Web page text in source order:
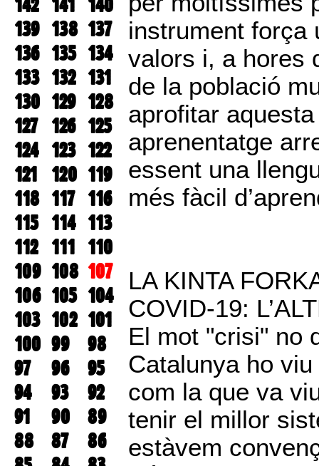
139 138 137
136 135 134
133 132 131
130 129 128
127 126 125
124 123 122
121
120 119
118 117 116
115 114 113
112 111 110
109 108 107
106 105 104
103 102 101
100 99
98
97
96
95
94
93
92
91
90
89
88
87
86
instrument força
valors i, a hores
de la població
aprofitar
aprenentatge
essent una
més fàcil
LA KINTA
COVID-19:
El mot "crisi" no
Catalunya ho
com la que va
tenir el millor
estàvem